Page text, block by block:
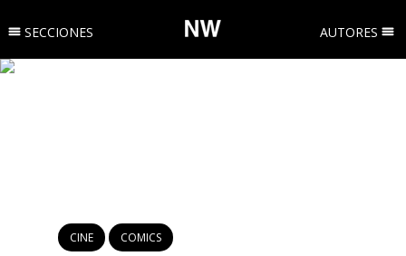
SECCIONES AUTORES
CINE COMICS